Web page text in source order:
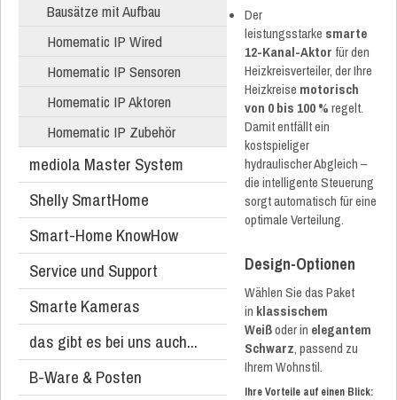
Bausätze mit Aufbau
Homematic IP Wired
Homematic IP Sensoren
Homematic IP Aktoren
Homematic IP Zubehör
mediola Master System
Shelly SmartHome
Smart-Home KnowHow
Service und Support
Smarte Kameras
das gibt es bei uns auch...
B-Ware & Posten
Der
leistungsstarke smarte
12-Kanal-Aktor für den
Heizkreisverteiler, der Ihre
Heizkreise motorisch
von 0 bis 100 %regelt.
Damit entfällt ein
kostspieliger
hydraulischer Abgleich –
die intelligente Steuerung
sorgt automatisch für eine
optimale Verteilung.
Design-Optionen
Wählen Sie das Paket
in klassischem
Weißoder in elegantem
Schwarz, passend zu
Ihrem Wohnstil.
Ihre Vorteile auf einen Blick: